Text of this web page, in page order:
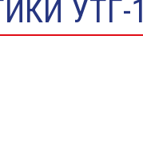
УТГ-1